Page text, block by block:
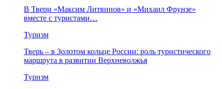
В Твери «Максим Литвинов» и «Михаил Фрунзе»
вместе с туристами…
Туризм
Тверь – в Золотом кольце России: роль туристического
маршрута в развитии Верхневолжья
Туризм